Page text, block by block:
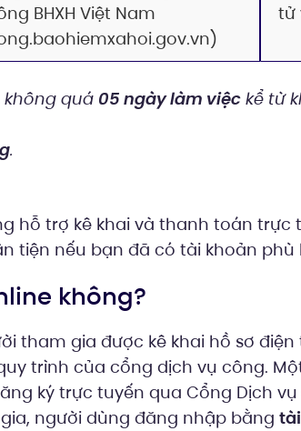
BHXH Việt Nam
tử
quá 05 ngày làm việckể từ
.
hỗ trợ kê khai và thanh toán trực
tiện nếu bạn đã có tài khoản phù
không?
tham gia được kê khai hồ sơ
trình của cổng dịch vụ công.
ký trực tuyến qua Cổng Dịch vụ
người dùng đăng nhập bằng